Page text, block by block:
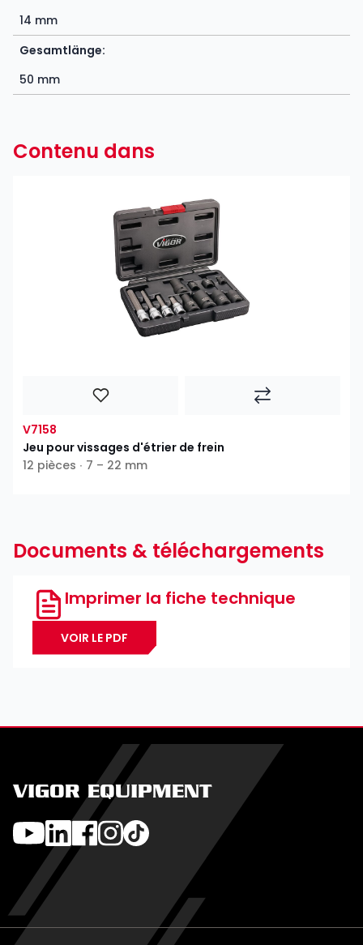
14 mm
Gesamtlänge:
50 mm
Contenu dans
V7158
Jeu pour vissages d'étrier de frein
12 pièces ∙ 7 – 22 mm
Documents & téléchargements
Imprimer la fiche technique
VOIR LE PDF
VIGOR EQUIPMENT